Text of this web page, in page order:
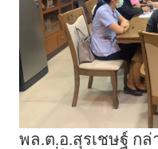
พล.ต.อ.สุรเชษฐ์ ก